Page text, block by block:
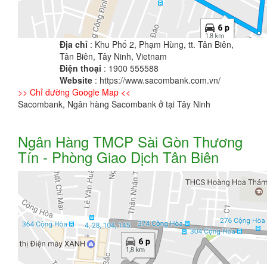
Địa chỉ : Khu Phố 2, Phạm Hùng, tt. Tân Biên,
Tân Biên, Tây Ninh, Vietnam
Điện thoại : 1900 555588
Website : https://www.sacombank.com.vn/
>> Chỉ đường Google Map <<
Sacombank, Ngân hàng Sacombank ở tại Tây Ninh
Ngân Hàng TMCP Sài Gòn Thương
Tín - Phòng Giao Dịch Tân Biên